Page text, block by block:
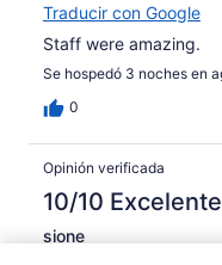
Traducir con Google
Staff were amazing.
Se hospedó 3 noches en
0
Opinión verificada
10/10 Excelente
sione